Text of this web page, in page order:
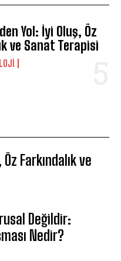
Yol: İyi Oluş, Öz
ve Sanat Terapisi
Farkındalık ve
Değildir:
Nedir?